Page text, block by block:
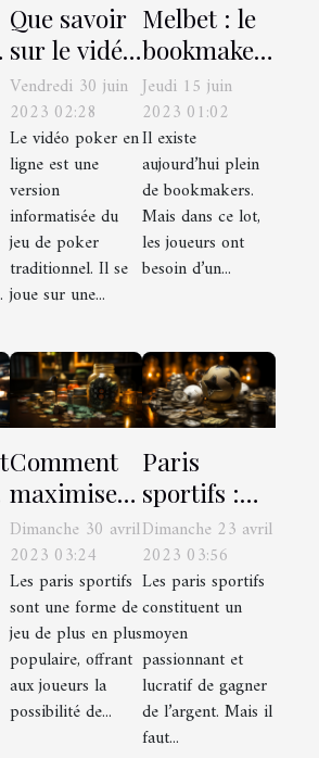
Que savoir
sur le vidéo
poker en
ligne?
Vendredi 30 juin
2023 02:28
Le vidéo poker en
ligne est une
version
informatisée du
jeu de poker
traditionnel. Il se
joue sur une...
Melbet : le
bookmaker
idéal pour
des paris
sportifs
Jeudi 15 juin
2023 01:02
Il existe
aujourd’hui plein
de bookmakers.
Mais dans ce lot,
les joueurs ont
besoin d’un...
Comment
maximiser
ses chances
de réussites
sur un
jackpot de
paris
sportifs ?
Dimanche 30 avril
2023 03:24
Les paris sportifs
sont une forme de
jeu de plus en plus
populaire, offrant
aux joueurs la
possibilité de...
Paris
sportifs :
quelles sont
les
meilleures
techniques
pour faire
plus de
gains ?
Dimanche 23 avril
2023 03:56
Les paris sportifs
constituent un
moyen
passionnant et
lucratif de gagner
de l’argent. Mais il
faut...